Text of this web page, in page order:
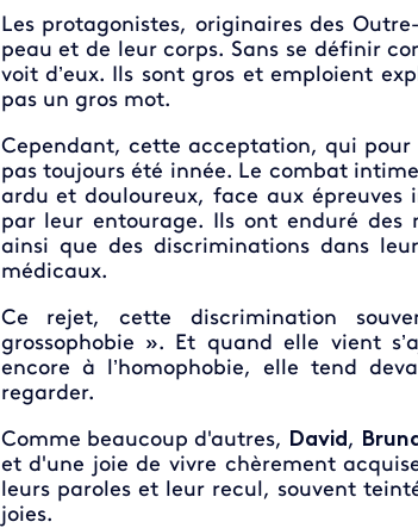
Les protagonistes, originaires des
peau et de leur corps.Sans se définir
voit d’eux. Ils sont gros et emploient
pas un gros mot.
Cependant, cette acceptation, qui pour
pas toujours été innée. Le combat
ardu et douloureux, face aux
par leur entourage. Ils ont enduré des
ainsi que des discriminations dans
médicaux.
Ce rejet, cette discrimination
grossophobie ». Et quand elle vient
encore à l’homophobie, elle tend
regarder.
Comme beaucoup d'autres, David,
et d'une joie de vivre chèrement
leurs paroles et leur recul, souvent
joies.